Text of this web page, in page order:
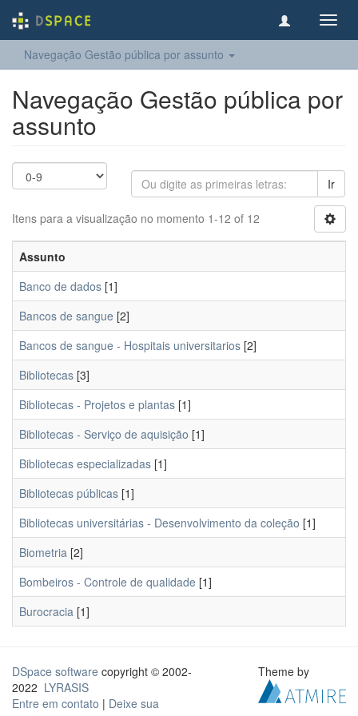
Navegação Gestão pública por assunto
Navegação Gestão pública por
assunto
Ir
Itens para a visualização no momento 1-12 of 12
Assunto
Banco de dados [1]
Bancos de sangue [2]
Bancos de sangue - Hospitais universitarios [2]
Bibliotecas [3]
Bibliotecas - Projetos e plantas [1]
Bibliotecas - Serviço de aquisição [1]
Bibliotecas especializadas [1]
Bibliotecas públicas [1]
Bibliotecas universitárias - Desenvolvimento da coleção [1]
Biometria [2]
Bombeiros - Controle de qualidade [1]
Burocracia [1]
DSpace software copyright © 2002-
2022 LYRASIS
Entre em contato | Deixe sua
Theme by